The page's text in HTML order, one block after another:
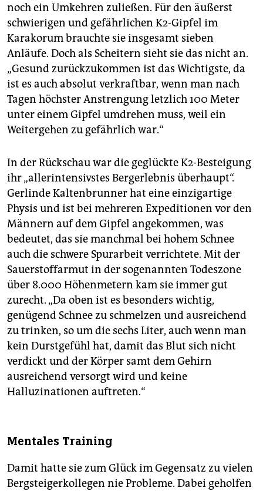
noch ein Umkehren zuließen. Für den äußerst
schwierigen und gefährlichen K2-Gipfel im
Karakorum brauchte sie insgesamt sieben
Anläufe. Doch als Scheitern sieht sie das nicht an.
„Gesund zurückzukommen ist das Wichtigste, da
ist es auch absolut verkraftbar, wenn man nach
Tagen höchster Anstrengung letzlich 100 Meter
unter einem Gipfel umdrehen muss, weil ein
Weitergehen zu gefährlich war.“
In der Rückschau war die geglückte K2-Besteigung
ihr „allerintensivstes Bergerlebnis überhaupt“.
Gerlinde Kaltenbrunner hat eine einzigartige
Physis und ist bei mehreren Expeditionen vor den
Männern auf dem Gipfel angekommen, was
bedeutet, das sie manchmal bei hohem Schnee
auch die schwere Spurarbeit verrichtete. Mit der
Sauerstoffarmut in der sogenannten Todeszone
über 8.000 Höhenmetern kam sie immer gut
zurecht. „Da oben ist es besonders wichtig,
genügend Schnee zu schmelzen und ausreichend
zu trinken, so um die sechs Liter, auch wenn man
kein Durstgefühl hat, damit das Blut sich nicht
verdickt und der Körper samt dem Gehirn
ausreichend versorgt wird und keine
Halluzinationen auftreten.“
Mentales Training
Damit hatte sie zum Glück im Gegensatz zu vielen
Bergsteigerkollegen nie Probleme. Dabei geholfen